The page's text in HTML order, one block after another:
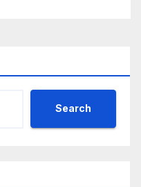
Search